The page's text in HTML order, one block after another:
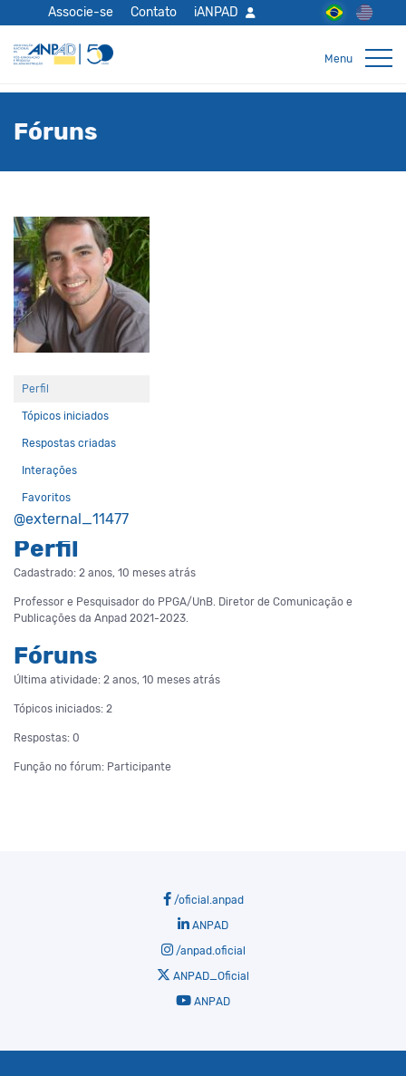
Associe-se Contato iANPAD
Fóruns
Perfil
Tópicos iniciados
Respostas criadas
Interações
Favoritos
@external_11477
Perfil
Cadastrado: 2 anos, 10 meses atrás
Professor e Pesquisador do PPGA/UnB. Diretor de Comunicação e
Publicações da Anpad 2021-2023.
Fóruns
Última atividade: 2 anos, 10 meses atrás
Tópicos iniciados: 2
Respostas: 0
Função no fórum: Participante
/oficial.anpad
ANPAD
/anpad.oficial
ANPAD_Oficial
ANPAD